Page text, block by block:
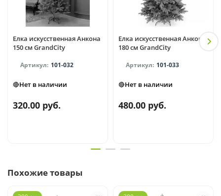
Елка искусственная Анкона
150 см GrandCity
101-032
🔴Нет в наличии
320.00 руб.
Елка искусственная Анкона
180 см GrandCity
101-033
🔴Нет в наличии
480.00 руб.
Похожие товары